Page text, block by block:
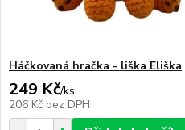
Háčkovaná hračka - liška Eliška
249 Kč/ks
206 Kč bez DPH